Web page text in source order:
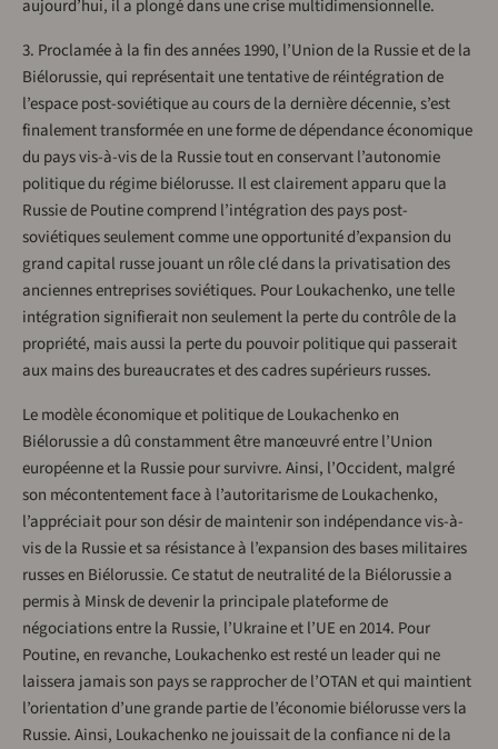
aujourd’hui, il a plongé dans une crise multidimensionnelle.
3. Proclamée à la fin des années 1990, l’Union de la Russie et de la
Biélorussie, qui représentait une tentative de réintégration de
l’espace post-soviétique au cours de la dernière décennie, s’est
finalement transformée en une forme de dépendance économique
du pays vis-à-vis de la Russie tout en conservant l’autonomie
politique du régime biélorusse. Il est clairement apparu que la
Russie de Poutine comprend l’intégration des pays post-
soviétiques seulement comme une opportunité d’expansion du
grand capital russe jouant un rôle clé dans la privatisation des
anciennes entreprises soviétiques. Pour Loukachenko, une telle
intégration signifierait non seulement la perte du contrôle de la
propriété, mais aussi la perte du pouvoir politique qui passerait
aux mains des bureaucrates et des cadres supérieurs russes.
Le modèle économique et politique de Loukachenko en
Biélorussie a dû constamment être manœuvré entre l’Union
européenne et la Russie pour survivre. Ainsi, l’Occident, malgré
son mécontentement face à l’autoritarisme de Loukachenko,
l’appréciait pour son désir de maintenir son indépendance vis-à-
vis de la Russie et sa résistance à l’expansion des bases militaires
russes en Biélorussie. Ce statut de neutralité de la Biélorussie a
permis à Minsk de devenir la principale plateforme de
négociations entre la Russie, l’Ukraine et l’UE en 2014. Pour
Poutine, en revanche, Loukachenko est resté un leader qui ne
laissera jamais son pays se rapprocher de l’OTAN et qui maintient
l’orientation d’une grande partie de l’économie biélorusse vers la
Russie. Ainsi, Loukachenko ne jouissait de la confiance ni de la